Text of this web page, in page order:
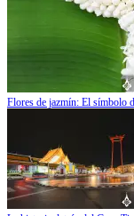
Flores de jazmín: El símbolo